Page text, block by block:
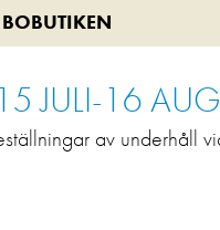
JULI-16
av underhåll